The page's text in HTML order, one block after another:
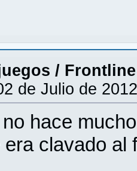
/
de Julio de
hace
era clavado al